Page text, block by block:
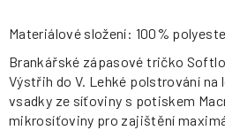
Materiálové složení: 100%
Brankářské zápasové tričko
Výstřih do V. Lehké polstrování na
vsadky ze síťoviny s potiskem
mikrosíťoviny pro zajištění